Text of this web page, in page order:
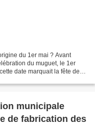
du 1er mai ? Avant
du muguet, le 1er
date marquait la fête de
municipale
de fabrication des